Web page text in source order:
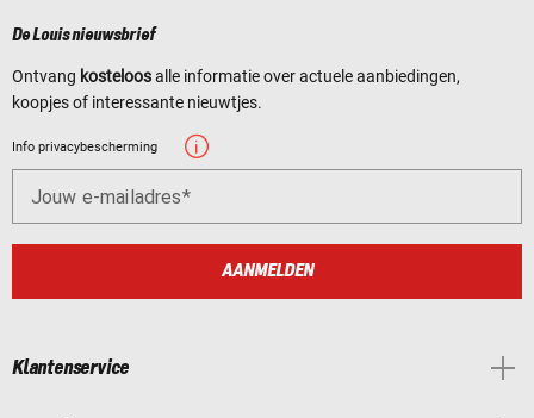
De Louis nieuwsbrief
Ontvang kosteloosalle informatie over actuele aanbiedingen,
koopjes of interessante nieuwtjes.
Info privacybescherming
Jouw e-mailadres
AANMELDEN
Klantenservice